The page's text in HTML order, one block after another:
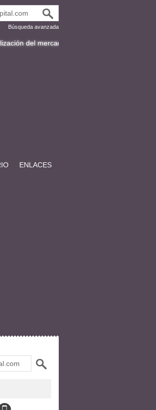
Búsqueda avanzada
de bonos en Latinoamérica
ENLACES